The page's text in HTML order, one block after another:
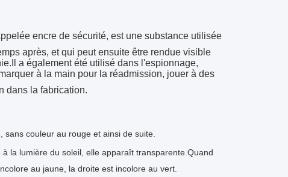
encre de sécurité, est une substance utilisée
après, et qui peut ensuite être rendue visible
a également été utilisé dans l'espionnage,
à la main pour la réadmission, jouer à des
dans la fabrication.
couleur au rouge et ainsi de suite.
la lumière du soleil, elle apparaît transparente. Quand
au jaune, la droite est incolore au vert.